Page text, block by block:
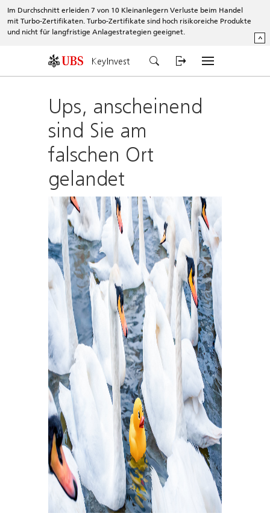
Im Durchschnitt erleiden 7 von 10 Kleinanlegern Verluste beim Handel
mit Turbo-Zertifikaten. Turbo-Zertifikate sind hoch risikoreiche Produkte
und nicht für langfristige Anlagestrategien geeignet.
^
KeyInvest
Ups, anscheinend
sind Sie am
falschen Ort
gelandet